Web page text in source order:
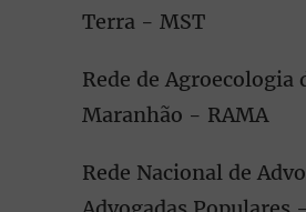
Terra - MST
Rede de Agroecologia
Maranhão - RAMA
Rede Nacional de